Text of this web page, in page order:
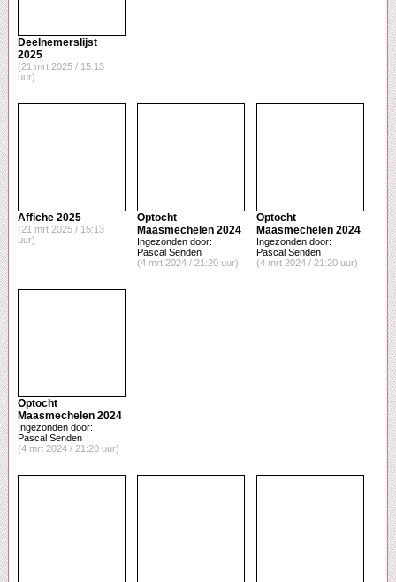
Deelnemerslijst
2025
(21 mrt 2025 / 15:13
uur)
Affiche 2025
(21 mrt 2025 / 15:13
uur)
Optocht
Maasmechelen 2024
Ingezonden door:
Pascal Senden
(4 mrt 2024 / 21:20 uur)
Optocht
Maasmechelen 2024
Ingezonden door:
Pascal Senden
(4 mrt 2024 / 21:20 uur)
Optocht
Maasmechelen 2024
Ingezonden door:
Pascal Senden
(4 mrt 2024 / 21:20 uur)